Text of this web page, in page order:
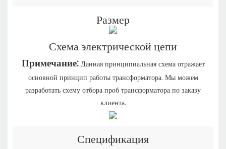
Размер
Схема электрической цепи
Примечание:Данная принципиальная схема отражает
основной принцип работы трансформатора. Мы можем
разработать схему отбора проб трансформатора по заказу
клиента.
Спецификация